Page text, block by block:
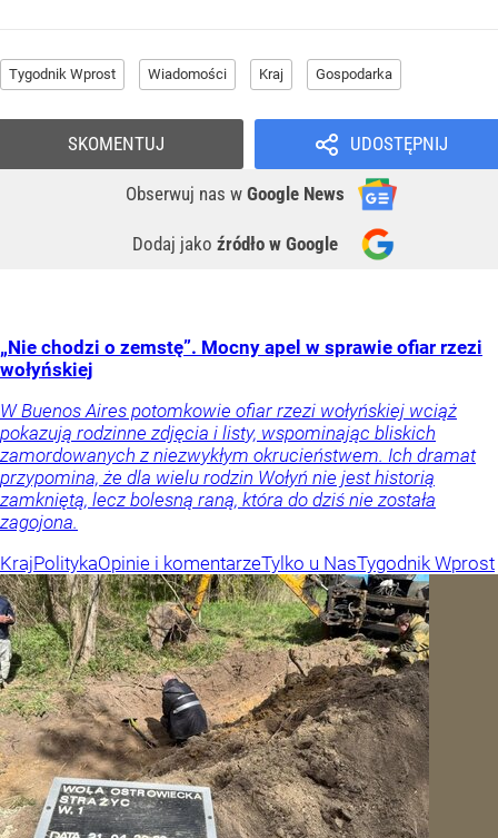
Tygodnik Wprost Wiadomości Kraj Gospodarka
UDOSTĘPNIJ
Obserwuj nas w Google News
Dodaj jako źródło w Google
SKOMENTUJ
„Nie chodzi o zemstę”. Mocny apel w sprawie ofiar rzezi
wołyńskiej
W Buenos Aires potomkowie ofiar rzezi wołyńskiej wciąż
pokazują rodzinne zdjęcia i listy, wspominając bliskich
zamordowanych z niezwykłym okrucieństwem. Ich dramat
przypomina, że dla wielu rodzin Wołyń nie jest historią
zamkniętą, lecz bolesną raną, która do dziś nie została
zagojona.
KrajPolitykaOpinie i komentarzeTylko u NasTygodnik Wprost